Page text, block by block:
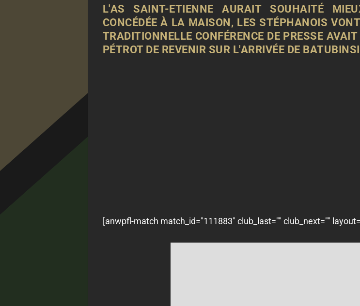
L'AS SAINT-ETIENNE AURAIT SOUHAITÉ
CONCÉDÉE À LA MAISON, LES STÉPHANOIS
TRADITIONNELLE CONFÉRENCE DE PRESSE
PÉTROT DE REVENIR SUR L'ARRIVÉE DE
[anwpfl-match match_id="111883" club_last="" club_next=""